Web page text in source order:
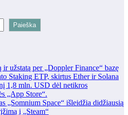
Paieška
užstatą per „Doppler Finance“ bazę
Staking ETP, skirtus Ether ir Solana
1,8 mln. USD dėl netikros
„App Store“.
„Somnium Space“ išleidžia didžiausią
į „Steam“